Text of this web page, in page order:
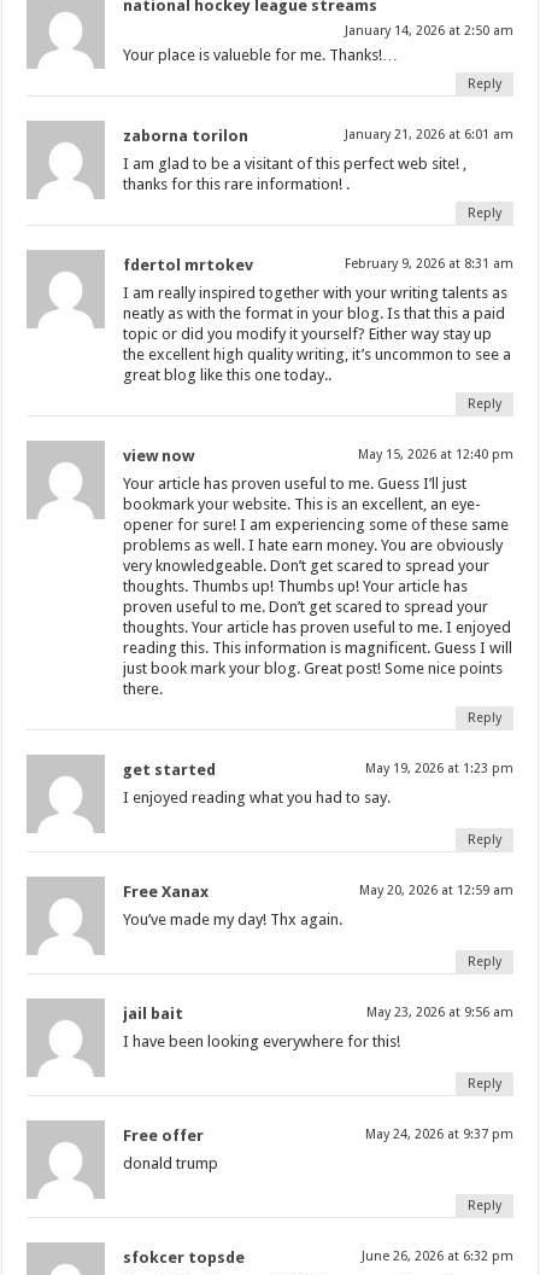
national hockey league streams
January 14, 2026 at 2:50 am
Your place is valueble for me. Thanks!…
Reply
zaborna torilon January 21, 2026 at 6:01 am
I am glad to be a visitant of this perfect web site! ,
thanks for this rare information! .
Reply
fdertol mrtokev February 9, 2026 at 8:31 am
I am really inspired together with your writing talents as
neatly as with the format in your blog. Is that this a paid
topic or did you modify it yourself? Either way stay up
the excellent high quality writing, it’s uncommon to see a
great blog like this one today..
Reply
view now May 15, 2026 at 12:40 pm
Your article has proven useful to me. Guess I’ll just
bookmark your website. This is an excellent, an eye-
opener for sure! I am experiencing some of these same
problems as well. I hate earn money. You are obviously
very knowledgeable. Don’t get scared to spread your
thoughts. Thumbs up! Thumbs up! Your article has
proven useful to me. Don’t get scared to spread your
thoughts. Your article has proven useful to me. I enjoyed
reading this. This information is magnificent. Guess I will
just book mark your blog. Great post! Some nice points
there.
Reply
get started May 19, 2026 at 1:23 pm
I enjoyed reading what you had to say.
Reply
Free Xanax May 20, 2026 at 12:59 am
You’ve made my day! Thx again.
Reply
jail bait May 23, 2026 at 9:56 am
I have been looking everywhere for this!
Reply
Free offer May 24, 2026 at 9:37 pm
donald trump
Reply
sfokcer topsde June 26, 2026 at 6:32 pm